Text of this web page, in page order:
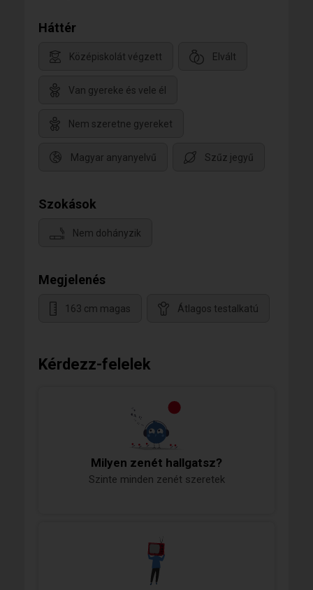
Háttér
Középiskolát végzett Elvált
Van gyereke és vele él
Nem szeretne gyereket
Magyar anyanyelvű Szűz jegyű
Szokások
Nem dohányzik
Megjelenés
163 cm magas Átlagos testalkatú
Kérdezz-felelek
Milyen zenét hallgatsz?
Szinte minden zenét szeretek